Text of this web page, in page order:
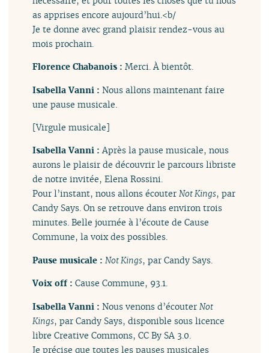
as apprises encore aujourd’hui.<b/
Je te donne avec grand plaisir rendez-vous au
mois prochain.
Florence Chabanois :Merci. À bientôt.
Isabella Vanni :Nous allons maintenant faire
une pause musicale.
[Virgule musicale]
Isabella Vanni :Après la pause musicale, nous
aurons le plaisir de découvrir le parcours libriste
de notre invitée, Elena Rossini.
Pour l’instant, nous allons écouterNot Kings, par
Candy Says. On se retrouve dans environ trois
minutes. Belle journée à l’écoute de Cause
Commune, la voix des possibles.
Pause musicale :Not Kings, par Candy Says.
Voix off :Cause Commune, 93.1.
Isabella Vanni :Nous venons d’écouter Not
Kings, par Candy Says, disponible sous licence
libre Creative Commons, CC By SA 3.0.
Je précise que toutes les pauses musicales